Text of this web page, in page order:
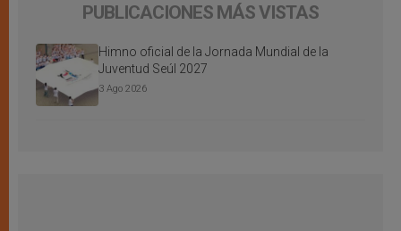
PUBLICACIONES MÁS VISTAS
Himno oficial de la Jornada Mundial de la
Juventud Seúl 2027
3 Ago 2026